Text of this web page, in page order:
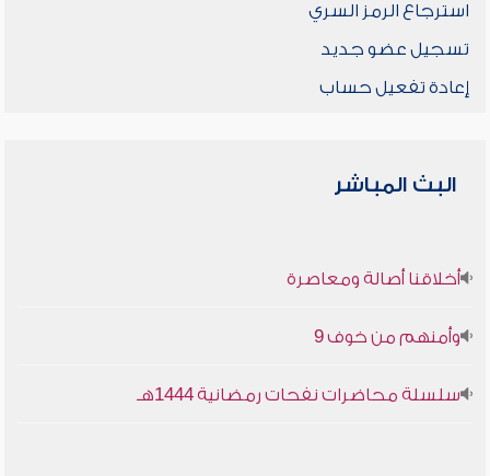
استرجاع الرمز السري
تسجيل عضو جديد
إعادة تفعيل حساب
البث المباشر
أخلاقنا أصالة ومعاصرة
وأمنهم من خوف 9
سلسلة محاضرات نفحات رمضانية 1444هـ